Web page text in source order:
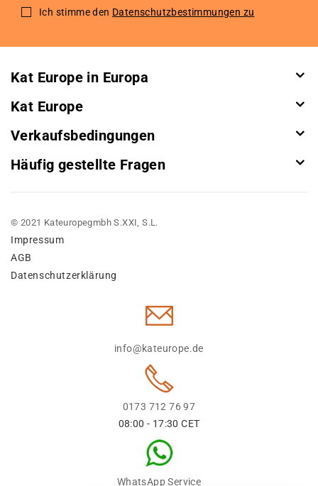
for
Ich stimme den Datenschutzbestimmungen zu
Kat Europe in Europa
Kat Europe
Verkaufsbedingungen
Häufig gestellte Fragen
© 2021 Kateuropegmbh S.XXI, S.L.
Impressum
AGB
Datenschutzerklärung
info@kateurope.de
0173 712 76 97
08:00 - 17:30 CET
WhatsApp Service